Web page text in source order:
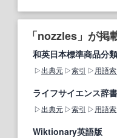
「nozzles」が掲
和英日本標準商品分類
出典元 索引 用語
ライフサイエンス辞書
出典元 索引 用語
Wiktionary英語版